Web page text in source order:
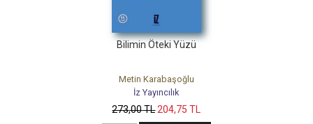
Bilimin Öteki Yüzü
Metin Karabaşoğlu
İz Yayıncılık
273,00TL204,75 TL